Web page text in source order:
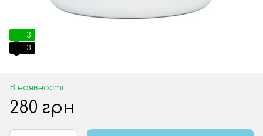
3
3
В наявності
280 грн